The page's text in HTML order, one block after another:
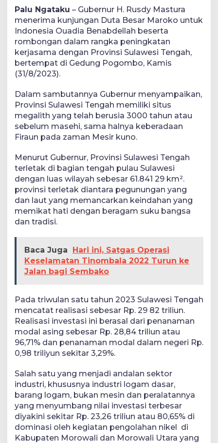
Palu Ngataku – Gubernur H. Rusdy Mastura
menerima kunjungan Duta Besar Maroko untuk
Indonesia Ouadia Benabdellah beserta
rombongan dalam rangka peningkatan
kerjasama dengan Provinsi Sulawesi Tengah,
bertempat di Gedung Pogombo, Kamis
(31/8/2023).
Dalam sambutannya Gubernur menyampaikan,
Provinsi Sulawesi Tengah memiliki situs
megalith yang telah berusia 3000 tahun atau
sebelum masehi, sama halnya keberadaan
Firaun pada zaman Mesir kuno.
Menurut Gubernur, Provinsi Sulawesi Tengah
terletak di bagian tengah pulau Sulawesi
dengan luas wilayah sebesar 61.841 29 km².
provinsi terletak diantara pegunungan yang
dan laut yang memancarkan keindahan yang
memikat hati dengan beragam suku bangsa
dan tradisi.
Baca Juga
Hari ini, Satgas Operasi
Keselamatan Tinombala 2022 Turun ke
Jalan bagi Sembako
Pada triwulan satu tahun 2023 Sulawesi Tengah
mencatat realisasi sebesar Rp. 29 82 triliun.
Realisasi investasi ini berasal dari penanaman
modal asing sebesar Rp. 28,84 triliun atau
96,71% dan penanaman modal dalam negeri Rp.
0,98 triliyun sekitar 3,29%.
Salah satu yang menjadi andalan sektor
industri, khususnya industri logam dasar,
barang logam, bukan mesin dan peralatannya
yang menyumbang nilai investasi terbesar
diyakini sekitar Rp. 23,26 triliun atau 80,65% di
dominasi oleh kegiatan pengolahan nikel di
Kabupaten Morowali dan Morowali Utara yang